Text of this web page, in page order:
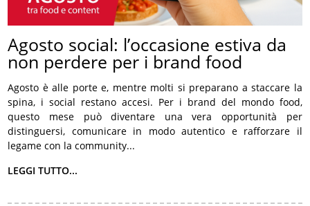
Agosto social: l’occasione estiva da
non perdere per i brand food
Agosto è alle porte e, mentre molti si preparano a staccare la
spina, i social restano accesi. Per i brand del mondo food,
questo mese può diventare una vera opportunità per
distinguersi, comunicare in modo autentico e rafforzare il
legame con la community...
LEGGI TUTTO...